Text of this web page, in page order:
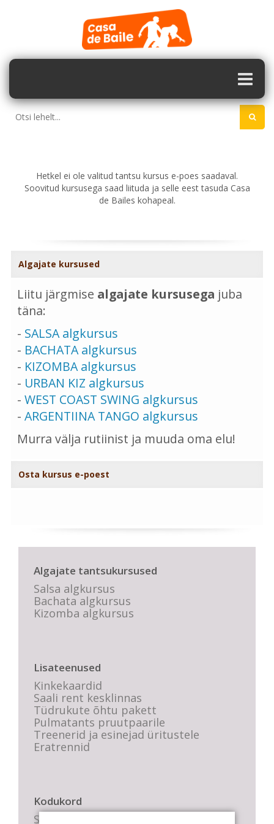
Hetkel ei ole valitud tantsu kursus e-poes saadaval.
Soovitud kursusega saad liituda ja selle eest tasuda Casa
de Bailes kohapeal.
Algajate kursused
Liitu järgmise algajate kursusega juba
täna:
- SALSA algkursus
- BACHATA algkursus
- KIZOMBA algkursus
- URBAN KIZ algkursus
- WEST COAST SWING algkursus
- ARGENTIINA TANGO algkursus
Murra välja rutiinist ja muuda oma elu!
Osta kursus e-poest
Algajate tantsukursused
Salsa algkursus
Bachata algkursus
Kizomba algkursus
Lisateenused
Kinkekaardid
Saali rent kesklinnas
Tüdrukute õhtu pakett
Pulmatants pruutpaarile
Treenerid ja esinejad üritustele
Eratrennid
Kodukord
Stuudio sisekord